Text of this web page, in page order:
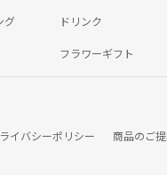
グ ドリンク
フラワーギフト
イバシーポリシー 商品のご